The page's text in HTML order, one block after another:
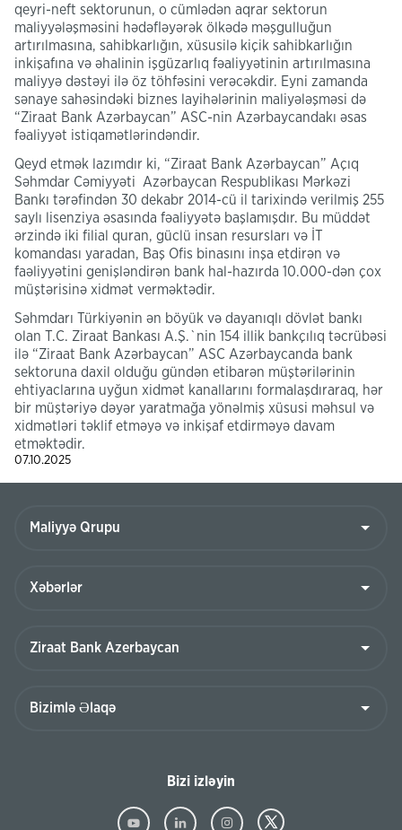
qeyri-neft sektorunun, o cümlədən aqrar sektorun
maliyyələşməsini hədəfləyərək ölkədə məşgulluğun
artırılmasına, sahibkarlığın, xüsusilə kiçik sahibkarlığın
inkişafına və əhalinin işgüzarlıq fəaliyyətinin artırılmasına
maliyyə dəstəyi ilə öz töhfəsini verəcəkdir. Eyni zamanda
sənaye sahəsindəki biznes layihələrinin maliyələşməsi də
“Ziraat Bank Azərbaycan” ASC-nin Azərbaycandakı əsas
fəaliyyət istiqamətlərindəndir.
Qeyd etmək lazımdır ki, “Ziraat Bank Azərbaycan” Açıq
Səhmdar Cəmiyyəti Azərbaycan Respublikası Mərkəzi
Bankı tərəfindən 30 dekabr 2014-cü il tarixində verilmiş 255
saylı lisenziya əsasında fəaliyyətə başlamışdır. Bu müddət
ərzində iki filial quran, güclü insan resursları və İT
komandası yaradan, Baş Ofis binasını inşa etdirən və
faəliyyətini genişləndirən bank hal-hazırda 10.000-dən çox
müştərisinə xidmət verməktədir.
Səhmdarı Türkiyənin ən böyük və dayanıqlı dövlət bankı
olan T.C. Ziraat Bankası A.Ş.`nin 154 illik bankçılıq təcrübəsi
ilə “Ziraat Bank Azərbaycan” ASC Azərbaycanda bank
sektoruna daxil olduğu gündən etibarən müştərilərinin
ehtiyaclarına uyğun xidmət kanallarını formalaşdıraraq, hər
bir müştəriyə dəyər yaratmağa yönəlmiş xüsusi məhsul və
xidmətləri təklif etməyə və inkişaf etdirməyə davam
etməktədir.
07.10.2025
Bizi izləyin